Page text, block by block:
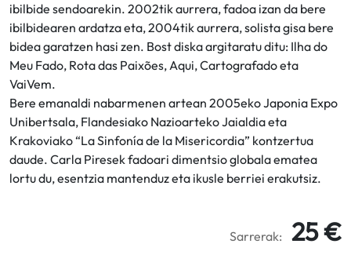
ibilbide sendoarekin. 2002tik aurrera, fadoa izan da bere
ibilbidearen ardatza eta, 2004tik aurrera, solista gisa bere
bidea garatzen hasi zen. Bost diska argitaratu ditu: Ilha do
Meu Fado, Rota das Paixões, Aqui, Cartografado eta
VaiVem.
Bere emanaldi nabarmenen artean 2005eko Japonia Expo
Unibertsala, Flandesiako Nazioarteko Jaialdia eta
Krakoviako “La Sinfonía de la Misericordia” kontzertua
daude. Carla Piresek fadoari dimentsio globala ematea
lortu du, esentzia mantenduz eta ikusle berriei erakutsiz.
Sarrerak: 25 €